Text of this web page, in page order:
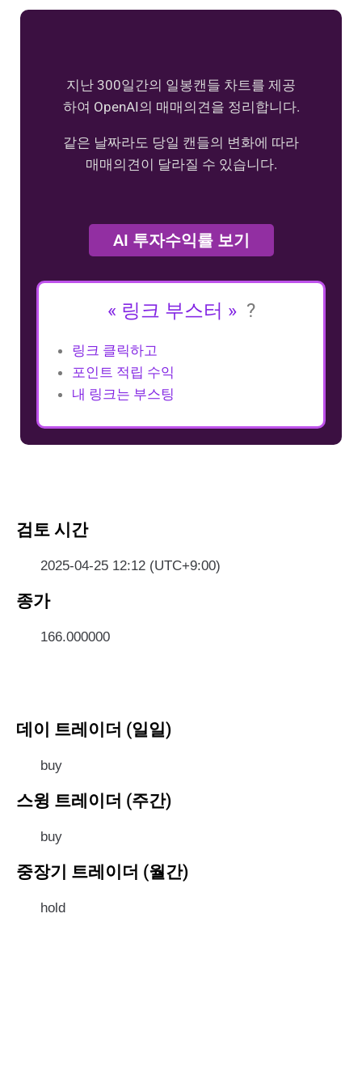
지난 300일간의 일봉캔들 차트를 제공
하여 OpenAI의 매매의견을 정리합니다.
같은 날짜라도 당일 캔들의 변화에 따라
매매의견이 달라질 수 있습니다.
AI 투자수익률 보기
« 링크 부스터 » ?
링크 클릭하고
포인트 적립 수익
내 링크는 부스팅
검토 시간
2025-04-25 12:12 (UTC+9:00)
종가
166.000000
데이 트레이더 (일일)
buy
스윙 트레이더 (주간)
buy
중장기 트레이더 (월간)
hold